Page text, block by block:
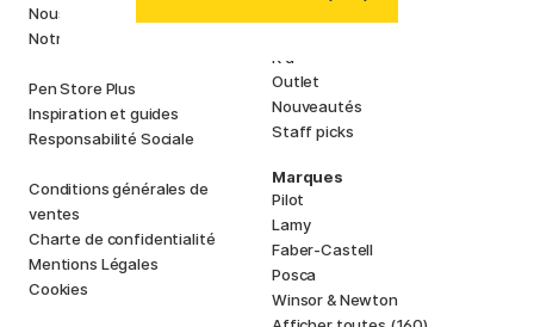
Nous connaître
Notre boutique
Pen Store Plus
Inspiration et guides
Responsabilité Sociale
Conditions générales de
ventes
Charte de confidentialité
Mentions Légales
Cookies
K d
Outlet
Nouveautés
Staff picks
Marques
Pilot
Lamy
Faber-Castell
Posca
Winsor & Newton